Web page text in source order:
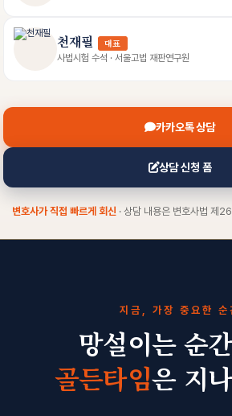
천재필 대표
사법시험 수석 · 서울고법 재판연구원
카카오톡 상담
상담 신청 폼
변호사가 직접 빠르게 회신 · 상담 내용은 변호사법 제
지금, 가장 중요한 순
망설이는 순
골든타임은 지